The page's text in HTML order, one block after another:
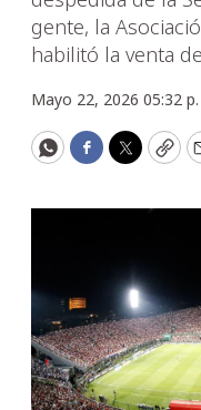
gente, la
habilitó la venta
Mayo 22, 2026 05:32 p.
WhatsApp
Facebook
Twitter